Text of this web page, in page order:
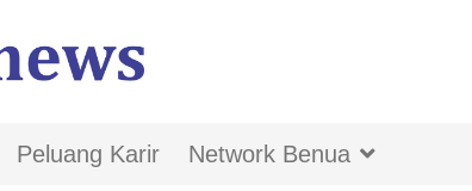
Peluang Karir Network Benua